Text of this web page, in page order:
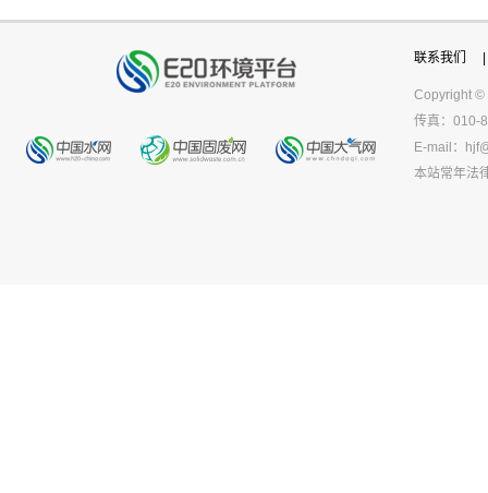
联系我们 |
Copyright ©
传真：010-
E-mail：
本站常年法